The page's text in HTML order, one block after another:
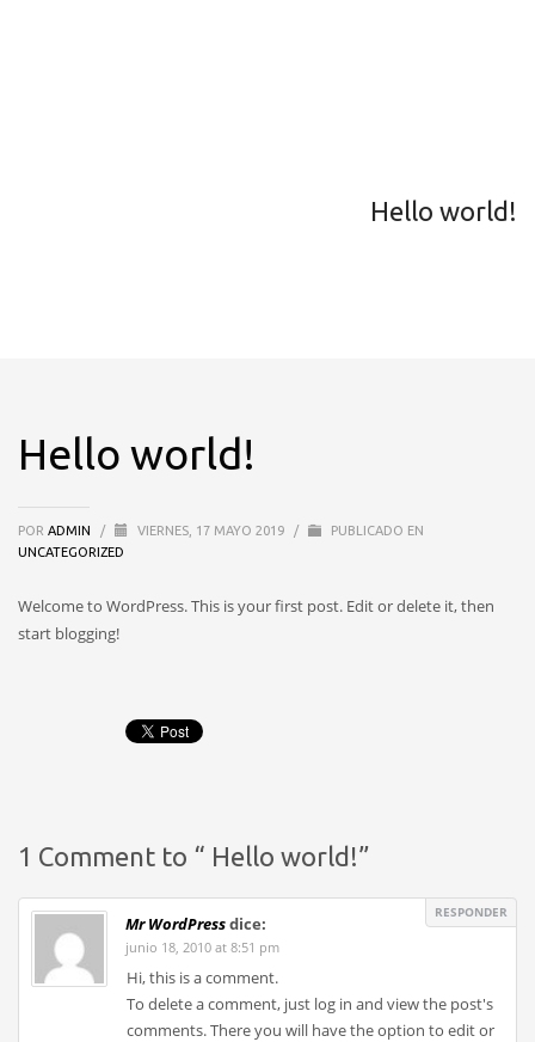
Hello world!
Hello world!
POR ADMIN / VIERNES, 17 MAYO 2019 /
PUBLICADO EN
UNCATEGORIZED
Welcome to WordPress. This is your first post. Edit or delete it, then
start blogging!
1 Comment to “ Hello world!”
Mr WordPressdice:
RESPONDER
junio 18, 2010 at 8:51 pm
Hi, this is a comment.
To delete a comment, just log in and view the post's
comments. There you will have the option to edit or